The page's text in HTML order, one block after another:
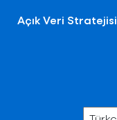
Açık Veri Stratejisi